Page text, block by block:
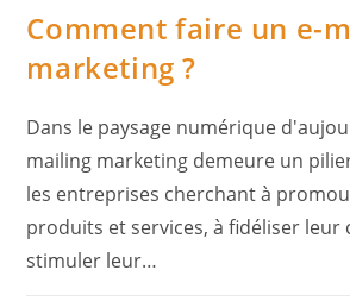
Comment faire un e-
marketing ?
Dans le paysage numérique
mailing marketing demeure un
les entreprises cherchant à
produits et services, à fidéliser leur
stimuler leur…